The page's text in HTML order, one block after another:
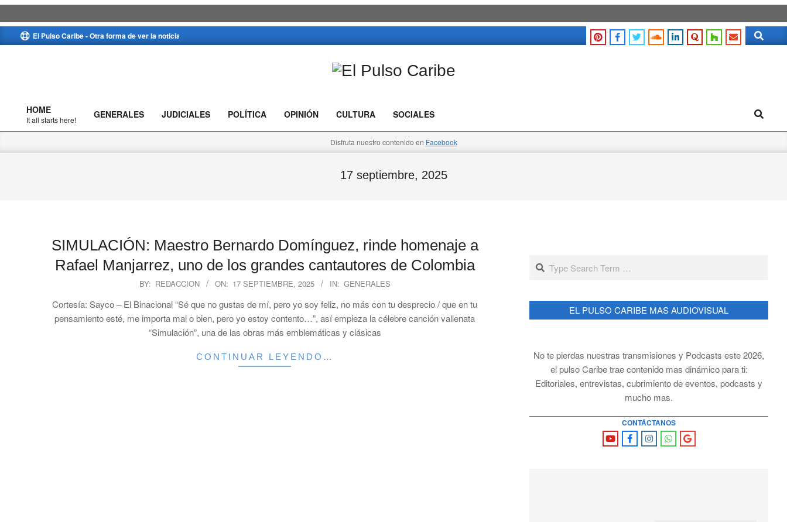
to
El Pulso Caribe - Otra forma de ver la noticia Search
Caribe
Primary
Navigation
HOME
It all starts here! GENERALES JUDICIALES POLÍTICA OPINIÓN CULTURA SOCIALES Search
Disfruta nuestro contenido en Facebook
17 septiembre, 2025
SIMULACIÓN: Maestro Bernardo Domínguez, rinde homenaje a
Rafael Manjarrez, uno de los grandes cantautores de Colombia
BY: REDACCION ON: 17 SEPTIEMBRE, 2025 IN: GENERALES
Cortesía: Sayco – El Binacional “Sé que no gustas de mí, pero yo soy feliz, no más con tu desprecio / que en tu
pensamiento esté, me importa mal o bien, pero yo estoy contento…”, así empieza la célebre canción vallenata
“Simulación”, una de las obras más emblemáticas y clásicas
CONTINUAR LEYENDO…
Search
EL PULSO CARIBE MAS AUDIOVISUAL
No te pierdas nuestras transmisiones y Podcasts este 2026,
el pulso Caribe trae contenido mas dinámico para ti:
Editoriales, entrevistas, cubrimiento de eventos, podcasts y
mucho mas.
CONTÁCTANOS